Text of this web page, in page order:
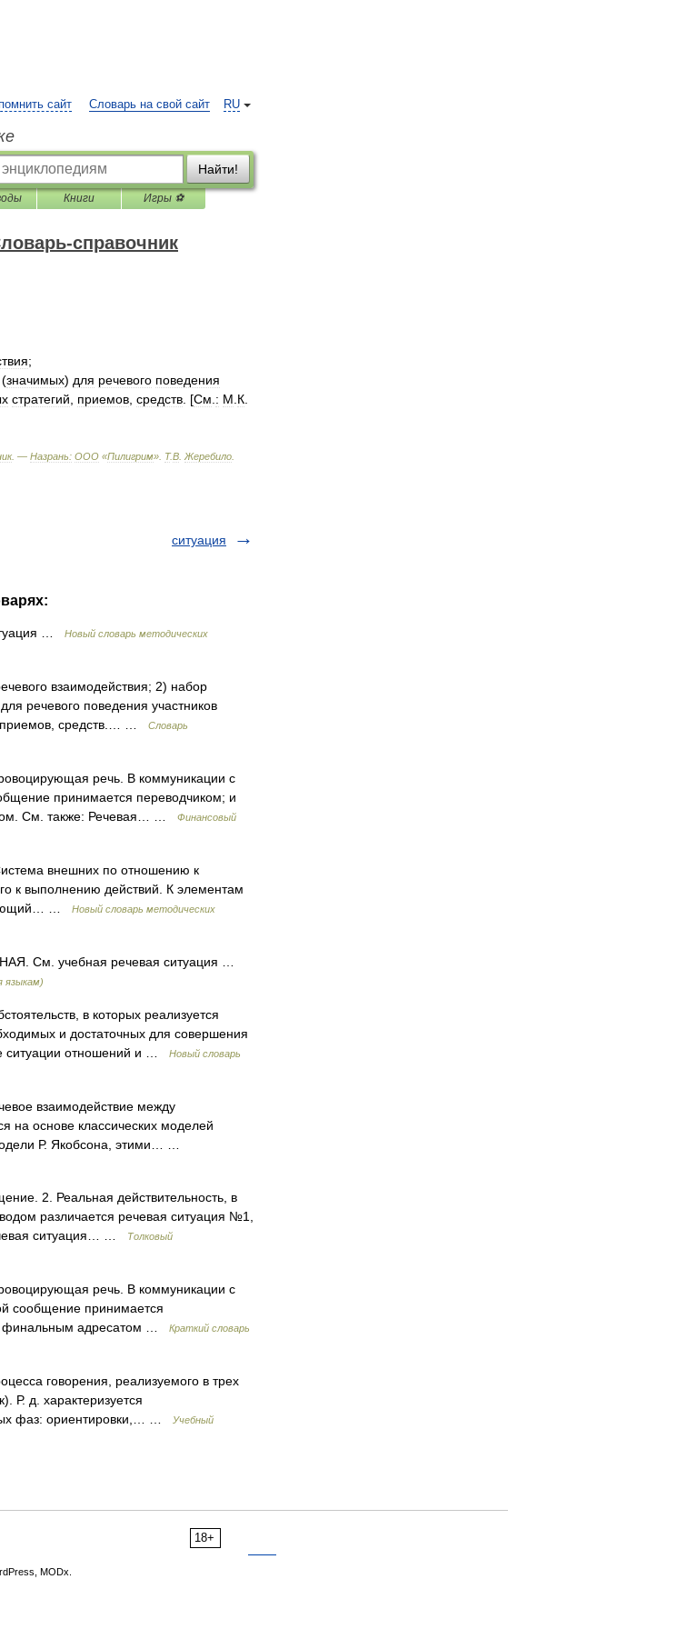
RU
сайт Словарь на свой сайт
Найти!
Книги Игры ⚽
справочник
;
(значимых) для речевого поведения
стратегий приемов средств . [См : М К
. — Назрань: ООО «Пилигрим» Т.В Жеребило
ситуация
…
Новый словарь методических
взаимодействия; 2) набор
речевого поведения участников
приемов, средств.… …
Словарь
речь. В коммуникации с
принимается переводчиком; и
См. также: Речевая… …
Финансовый
внешних по отношению к
к выполнению действий. К элементам
…
Новый словарь методических
См. учебная речевая ситуация …
языкам)
в которых реализуется
и достаточных для совершения
ситуации отношений и …
Новый словарь
взаимодействие между
основе классических моделей
Р. Якобсона, этими… …
2. Реальная действительность, в
различается речевая ситуация №1,
ситуация… …
Толковый
речь. В коммуникации с
сообщение принимается
финальным адресатом …
Краткий словарь
говорения, реализуемого в трех
Р. д. характеризуется
фаз: ориентировки,… …
Учебный
18+
MODx.